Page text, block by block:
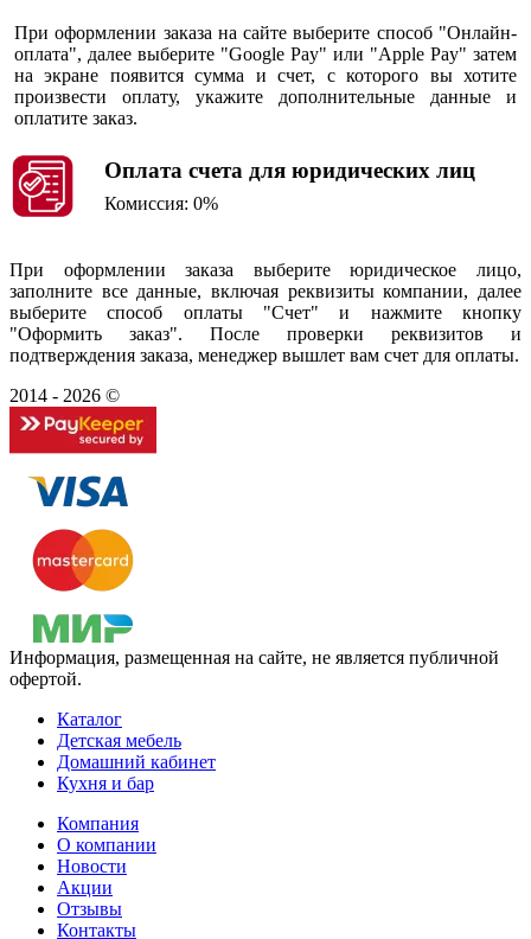
При оформлении заказа на сайте выберите способ "Онлайн-
оплата", далее выберите "Google Pay" или "Apple Pay" затем
на экране появится сумма и счет, с которого вы хотите
произвести оплату, укажите дополнительные данные и
оплатите заказ.
Оплата счета для юридических лиц
Комиссия: 0%
При оформлении заказа выберите юридическое лицо,
заполните все данные, включая реквизиты компании, далее
выберите способ оплаты "Счет" и нажмите кнопку
"Оформить заказ". После проверки реквизитов и
подтверждения заказа, менеджер вышлет вам счет для оплаты.
2014 - 2026 ©
Информация, размещенная на сайте, не является публичной
офертой.
Каталог
Детская мебель
Домашний кабинет
Кухня и бар
Компания
О компании
Новости
Акции
Отзывы
Контакты